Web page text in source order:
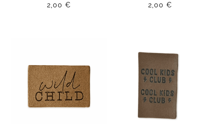
2,00€ 2,00 €